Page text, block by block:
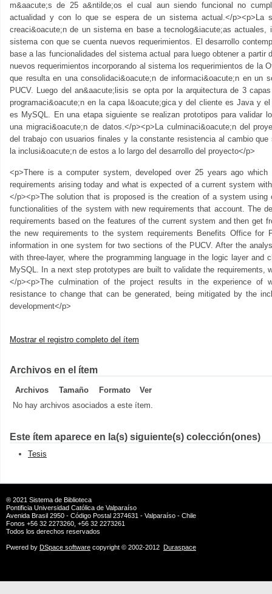
m&aacute;s de 25 a&ntilde;os el cual aun siendo funcional no
actualidad y con lo que se espera de un sistema actual.</p><p>La
creaci&oacute;n de un sistema en base a tecnolog&iacute;as actuales,
sistema con que se cuenta nuevos requerimientos. El desarrollo
base a las funcionalidades del sistema actual para luego obtener a partir
nuevos requerimientos incorporando al sistema los requerimientos de la
que resulta en una consolidaci&oacute;n de informaci&oacute;n en un
PUCV. Luego del an&aacute;lisis se opta por la arquitectura de 3
programaci&oacute;n en la capa l&oacute;gica y del cliente es Java y
es MySQL. En una etapa siguiente se realizan prototipos para validar
una migraci&oacute;n de datos.</p><p>La culminaci&oacute;n del
del trabajo con usuarios finales y la constante resistencia al cambio que
la inclusi&oacute;n de estos a lo largo del desarrollo del proyecto</p>
<p>There is a computer system, developed over 25 years ago
requirements arising today and what is expected of a current system
</p><p>The solution that is proposed is the creation of a system using
functionalities of the system with new requirements that account. The
requirements based on the features of the current system and then get
the new requirements to the system requirements Benefits Office for
information in one system for two sections of the PUCV. After the
with three-layer, where the programming language in the logic layer and
MySQL. In a next step prototypes are built to validate the requirements,
</p><p>The culmination of the project results in the experience of
resistance to change that can be generated, being mitigated by the
development</p>
Mostrar el registro completo del ítem
Archivos en el ítem
Archivos Tamaño Formato
Ver
No hay archivos asociados a este ítem.
Este ítem aparece en la(s) siguiente(s) colección(ones)
Tesis
® 2021 Sistema de Biblioteca
Pontificia Universidad Católica de Valparaíso
Avenida Brasil 2950 - Código Postal 2374631 - Valparaíso - Chile
Fonos +56 32 2273260, +56 32 2273261
Todos los derechos reservados
Pwered by DSpace software copyright © 2002-2012 Duraspace